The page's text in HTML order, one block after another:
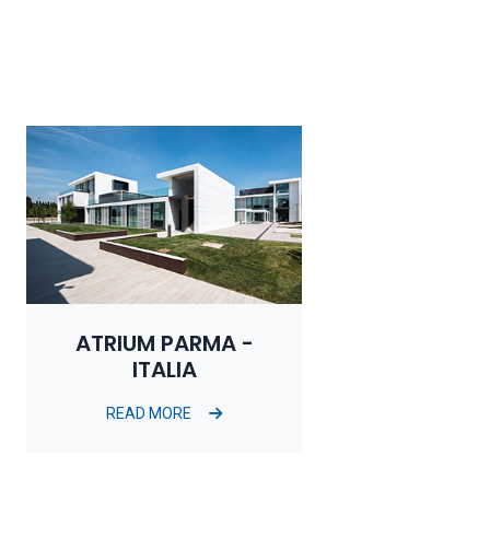
ATRIUM PARMA -
ITALIA
READ MORE